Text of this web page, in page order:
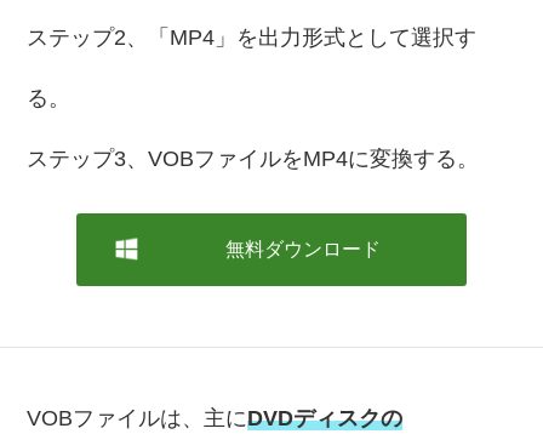
ステップ2、「MP4」を出力形式として選択す
る。
ステップ3、VOBファイルをMP4に変換する。
無料ダウンロード
VOBファイルは、主にDVDディスクの